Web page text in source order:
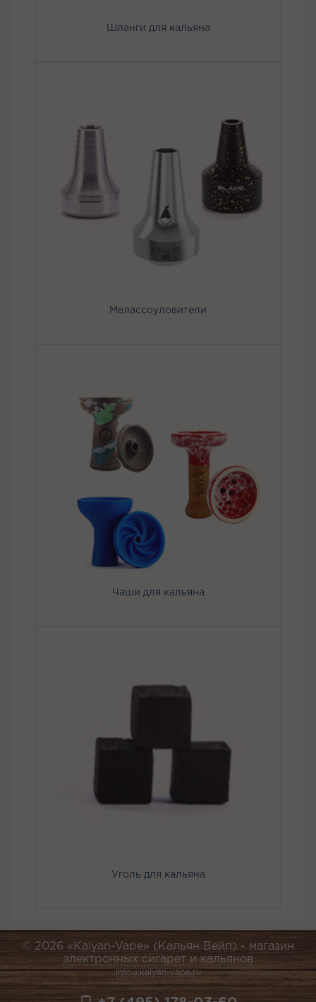
Шланги для кальяна
Мелассоуловители
Чаши для кальяна
Уголь для кальяна
© 2026 «Kalyan-Vape» (Кальян Вейп) - магазин
электронных сигарет и кальянов
info@kalyan-vape.ru